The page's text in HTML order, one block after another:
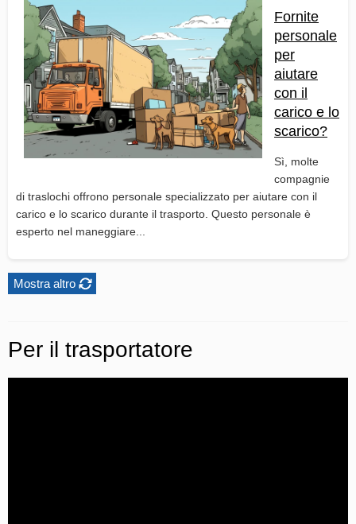
Fornite
personale
per
aiutare
con il
carico e lo
scarico?
Sì, molte
compagnie
di traslochi offrono personale specializzato per aiutare con il
carico e lo scarico durante il trasporto. Questo personale è
esperto nel maneggiare...
Mostra altro
Per il trasportatore